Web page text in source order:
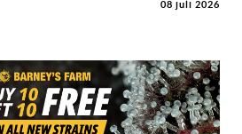
08 juli 2026